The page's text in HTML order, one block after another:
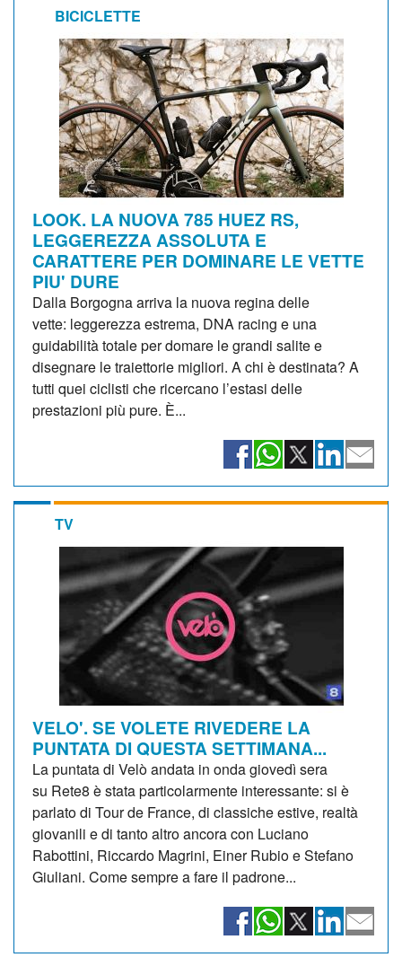
BICICLETTE
LOOK. LA NUOVA 785 HUEZ RS,
LEGGEREZZA ASSOLUTA E
CARATTERE PER DOMINARE LE VETTE
PIU' DURE
Dalla Borgogna arriva la nuova regina delle
vette: leggerezza estrema, DNA racing e una
guidabilità totale per domare le grandi salite e
disegnare le traiettorie migliori. A chi è destinata? A
tutti quei ciclisti che ricercano l’estasi delle
prestazioni più pure. È...
TV
VELO'. SE VOLETE RIVEDERE LA
PUNTATA DI QUESTA SETTIMANA...
La puntata di Velò andata in onda giovedì sera
su Rete8 è stata particolarmente interessante: si è
parlato di Tour de France, di classiche estive, realtà
giovanili e di tanto altro ancora con Luciano
Rabottini, Riccardo Magrini, Einer Rubio e Stefano
Giuliani. Come sempre a fare il padrone...